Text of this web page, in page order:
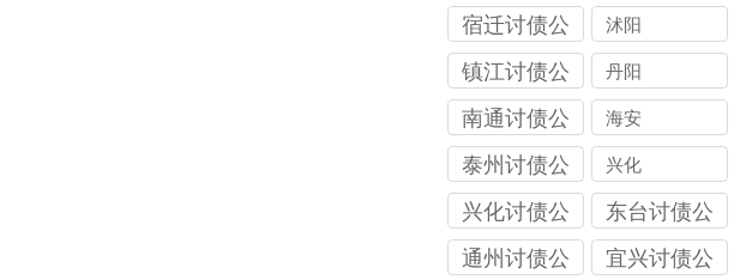
司
宿迁讨债公
司
沭阳
镇江讨债公
司
丹阳
南通讨债公
司
海安
泰州讨债公
司
兴化
兴化讨债公
司
东台讨债公
司
通州讨债公
宜兴讨债公